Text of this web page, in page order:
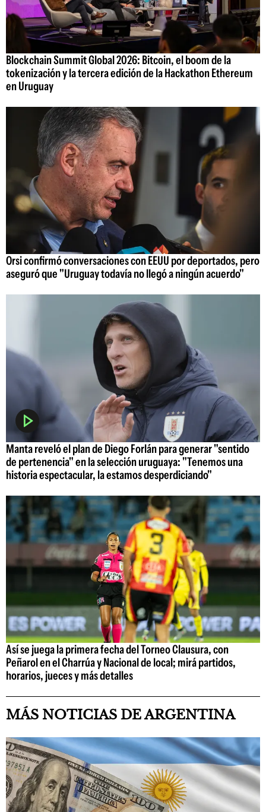
Blockchain Summit Global 2026: Bitcoin, el boom de la
tokenización y la tercera edición de la Hackathon Ethereum
en Uruguay
Orsi confirmó conversaciones con EEUU por deportados, pero
aseguró que "Uruguay todavía no llegó a ningún acuerdo"
Manta reveló el plan de Diego Forlán para generar "sentido
de pertenencia" en la selección uruguaya: "Tenemos una
historia espectacular, la estamos desperdiciando"
Así se juega la primera fecha del Torneo Clausura, con
Peñarol en el Charrúa y Nacional de local; mirá partidos,
horarios, jueces y más detalles
MÁS NOTICIAS DE ARGENTINA